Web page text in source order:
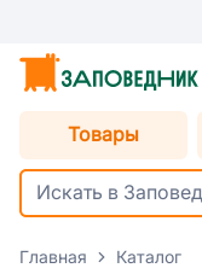
Товары
Главная Каталог